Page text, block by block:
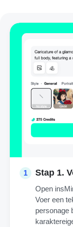
1 Stap 1.
Open
Voer een
personage